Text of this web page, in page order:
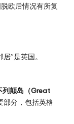
欧后情况有所复
”是英国。
列颠岛（Great
部分，包括英格